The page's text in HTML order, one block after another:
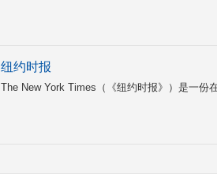
纽约时报
The New York Times（《纽约时报》）是一份